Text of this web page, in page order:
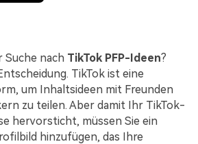
Suche nach TikTok PFP-Ideen?
TikTok ist eine
um Inhaltsideen mit Freunden
zu teilen. Aber damit Ihr TikTok-
hervorsticht, müssen Sie ein
hinzufügen, das Ihre